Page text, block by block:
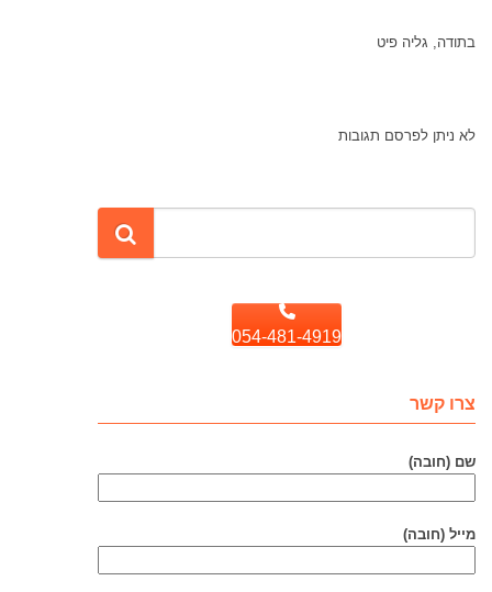
בתודה, גליה פיט
לא ניתן לפרסם תגובות
054-481-4919
צרו קשר
שם (חובה)
מייל (חובה)